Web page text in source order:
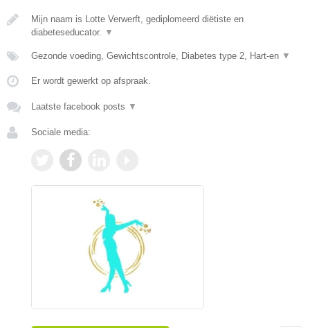
Mijn naam is Lotte Verwerft, gediplomeerd diëtiste en
diabeteseducator. ▼
Gezonde voeding, Gewichtscontrole, Diabetes type 2, Hart-en ▼
Er wordt gewerkt op afspraak.
Laatste facebook posts ▼
Sociale media: